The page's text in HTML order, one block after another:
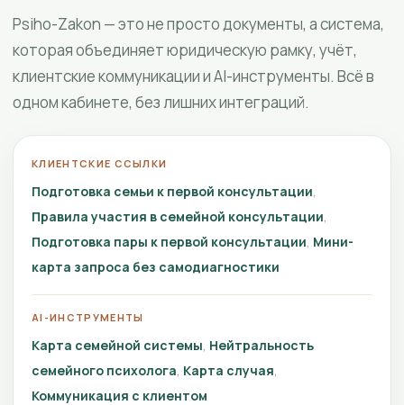
Psiho-Zakon — это не просто документы, а система,
которая объединяет юридическую рамку, учёт,
клиентские коммуникации и AI-инструменты. Всё в
одном кабинете, без лишних интеграций.
КЛИЕНТСКИЕ ССЫЛКИ
Подготовка семьи к первой консультации
Правила участия в семейной консультации
Подготовка пары к первой консультации Мини-
карта запроса без самодиагностики
AI-ИНСТРУМЕНТЫ
Карта семейной системы Нейтральность
семейного психолога Карта случая
Коммуникация с клиентом